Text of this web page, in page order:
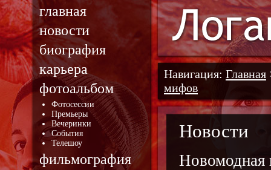
главная
новости
биография
карьера
фотоальбом
Фотосессии
Премьеры
Вечеринки
События
Телешоу
фильмография
Навигация: Главная
мифов
Новости
Новомодная